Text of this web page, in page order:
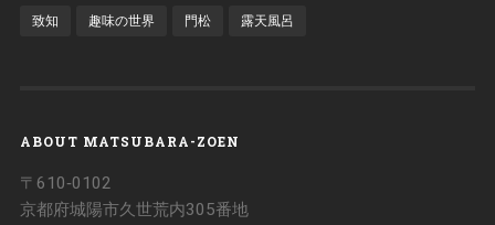
致知 趣味の世界 門松 露天風呂
ABOUT MATSUBARA-ZOEN
〒610‐0102
京都府城陽市久世荒内305番地